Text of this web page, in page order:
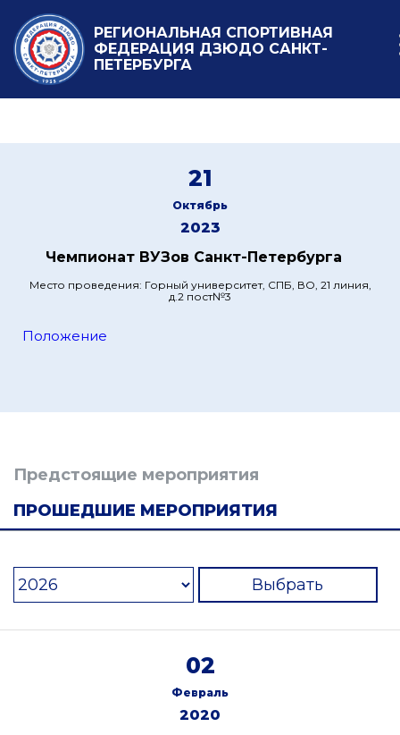
РЕГИОНАЛЬНАЯ СПОРТИВНАЯ
ФЕДЕРАЦИЯ ДЗЮДО САНКТ-
ПЕТЕРБУРГА
21
Октябрь
2023
Чемпионат ВУЗов Санкт-Петербурга
Место проведения: Горный университет, СПБ, ВО, 21 линия,
д.2 пост№3
Положение
Предстоящие мероприятия
ПРОШЕДШИЕ МЕРОПРИЯТИЯ
Выбрать
02
Февраль
2020